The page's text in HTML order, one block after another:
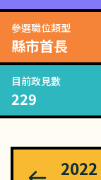
參選職位類型
縣市首長
目前政見數
229
2022